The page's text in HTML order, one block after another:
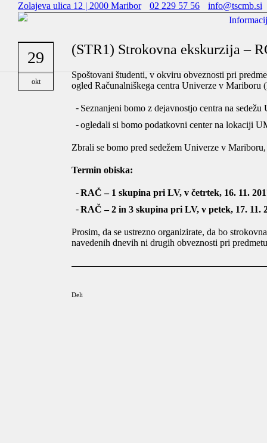
Zolajeva ulica 12 | 2000 Maribor 02 229 57 56
info@tscmb.si
29
okt
(STR1) Strokovna ekskurzija –
Spoštovani študenti, v okviru obveznosti pri
ogled Računalniškega centra Univerze v Mariboru
Seznanjeni bomo z dejavnostjo centra na
ogledali si bomo podatkovni center na lokaciji
Zbrali se bomo pred sedežem Univerze v
Termin obiska:
RAČ – 1 skupina pri LV, v četrtek, 16. 11.
RAČ – 2 in 3 skupina pri LV, v petek, 17. 11.
Prosim, da se ustrezno organizirate, da bo
navedenih dnevih ni drugih obveznosti pri
Deli